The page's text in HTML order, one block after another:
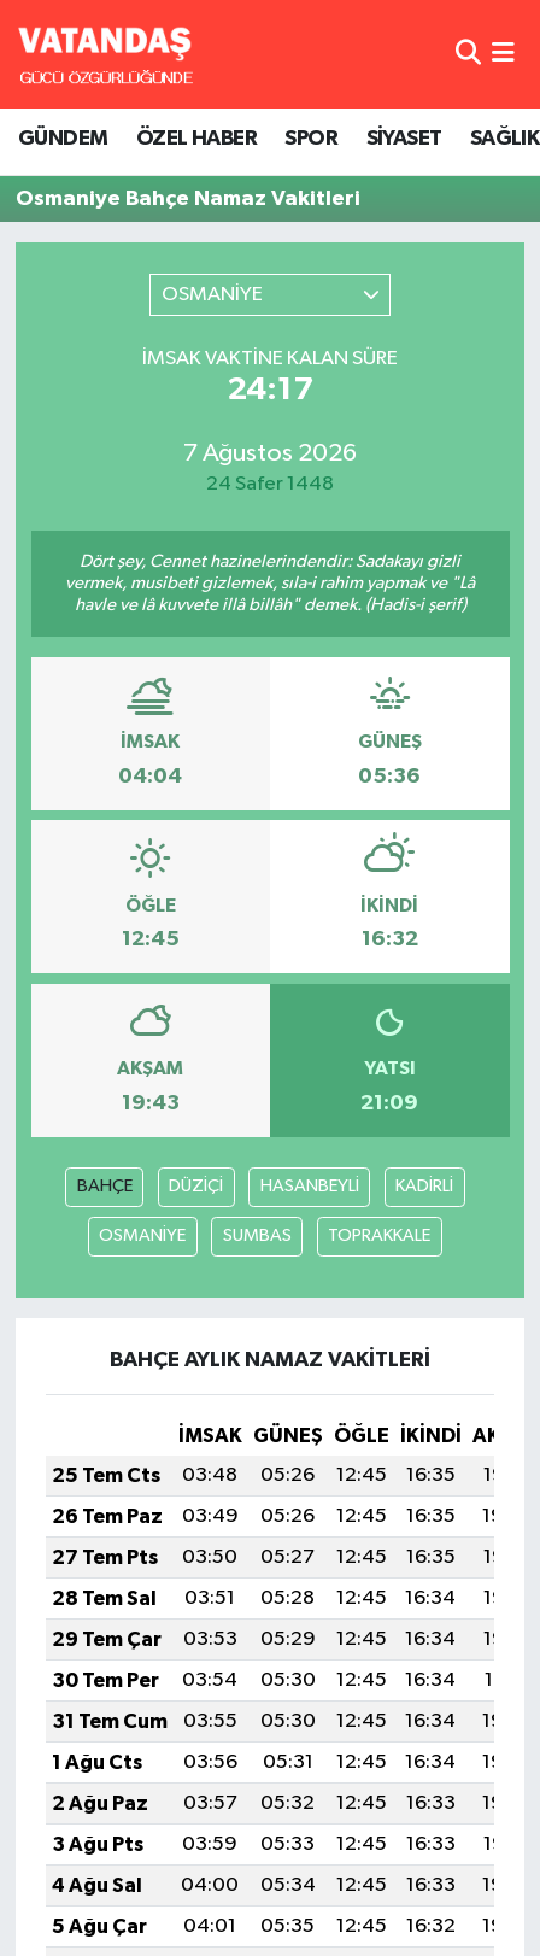
GÜNDEM ÖZEL HABER SPOR SİYASET SAĞLIK
Osmaniye Bahçe Namaz Vakitleri
OSMANİYE
İMSAK VAKTINE KALAN SÜRE
24:17
7 Ağustos 2026
24 Safer 1448
Dört şey, Cennet hazinelerindendir: Sadakayı gizli
vermek, musibeti gizlemek, sıla-i rahim yapmak ve "Lâ
havle ve lâ kuvvete illâ billâh" demek. (Hadis-i şerif)
İMSAK
04:04
GÜNEŞ
05:36
ÖĞLE
12:45
İKINDI
16:32
AKŞAM
19:43
YATSI
21:09
BAHÇE DÜZİÇİ HASANBEYLİ KADİRLİ
OSMANİYE SUMBAS TOPRAKKALE
BAHÇE AYLIK NAMAZ VAKITLERI
İMSAK GÜNEŞ ÖĞLE İKINDI
25 Tem Cts
03:48 05:26 12:45 16:35
19:55
26 Tem Paz
03:49 05:26 12:45 16:35
19:54
27 Tem Pts
03:50 05:27 12:45 16:35
19:53
28 Tem Sal
03:51 05:28 12:45 16:34
19:53
29 Tem Çar
03:53 05:29 12:45 16:34
19:52
30 Tem Per
03:54 05:30 12:45 16:34
19:51
31 Tem Cum
03:55 05:30 12:45 16:34
19:50
1 Ağu Cts
03:56 05:31 12:45 16:34
19:49
2 Ağu Paz
03:57 05:32 12:45 16:33
19:48
3 Ağu Pts
03:59 05:33 12:45 16:33
19:47
4 Ağu Sal
04:00 05:34 12:45 16:33
19:46
5 Ağu Çar
04:01 05:35 12:45 16:32
19:45
GÜNDEM
SPOR
Hava Durumu
Süper Lig Puan Durumu ve Fikstür
Tüm Manşetler